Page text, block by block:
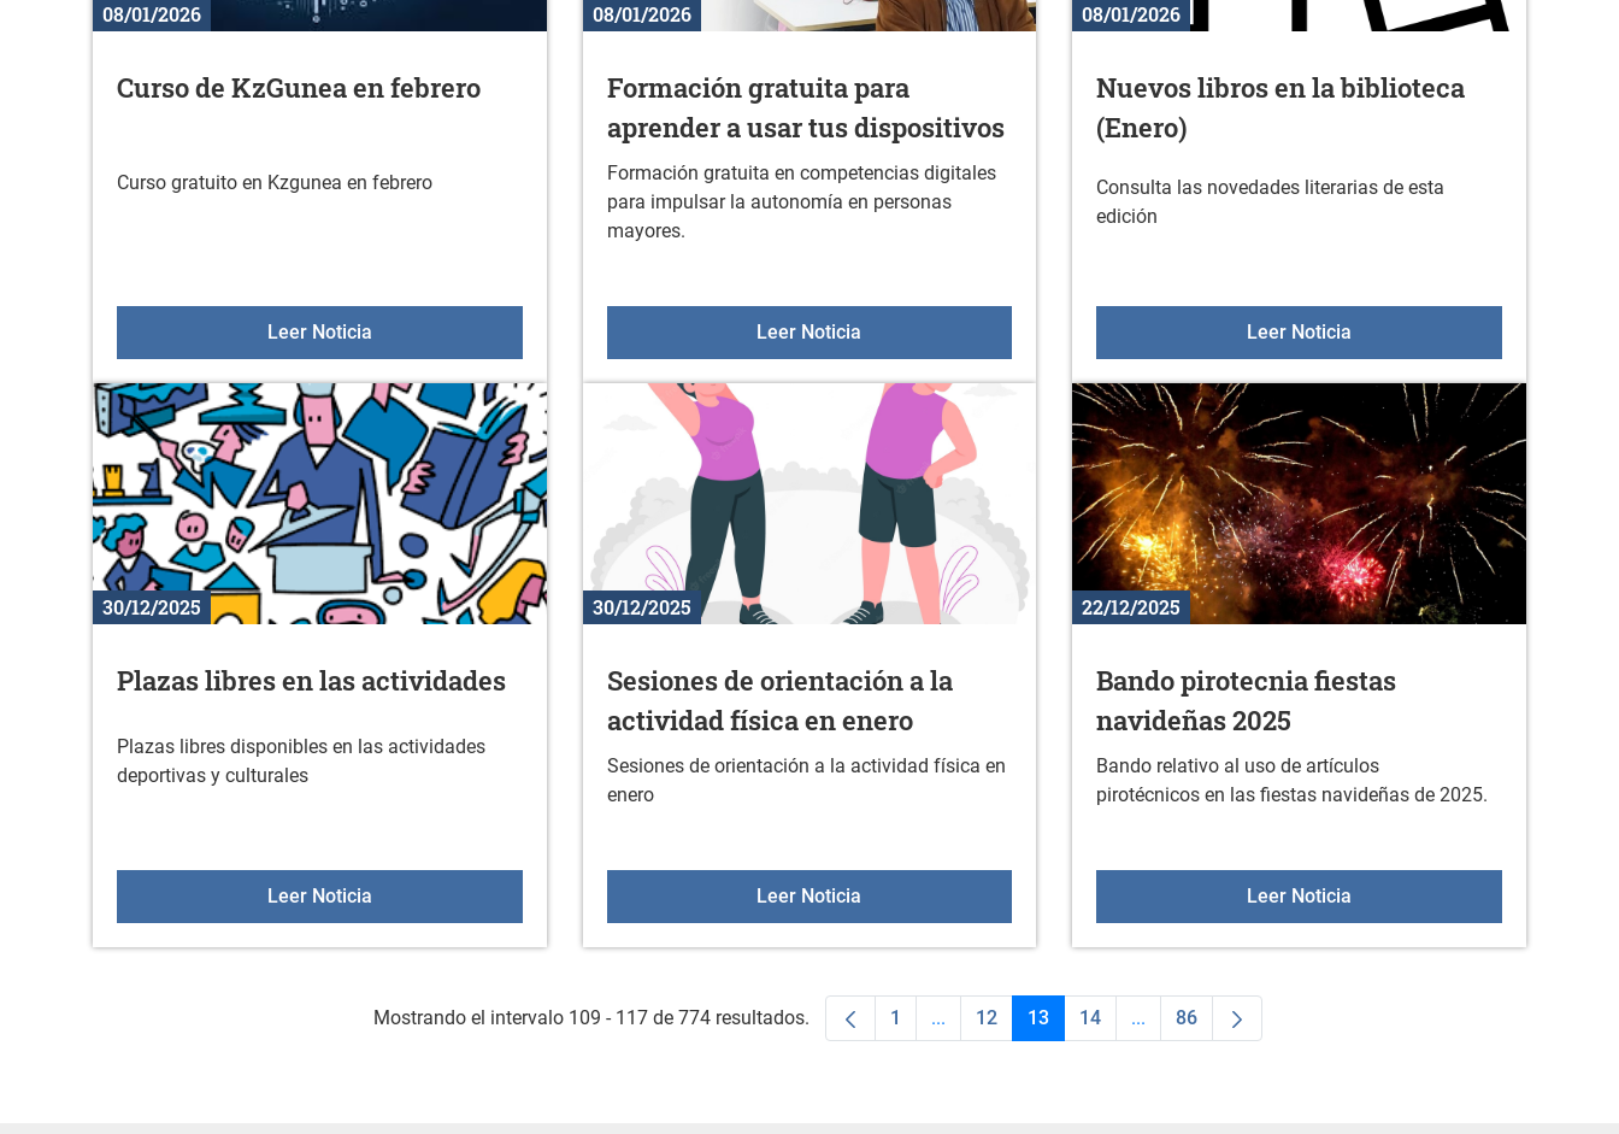
08/01/2026
Curso de KzGunea en febrero
Curso gratuito en Kzgunea en febrero
Leer NoticiaCurso de KzGunea en febrero
08/01/2026
Formación gratuita para
aprender a usar tus dispositivos
Formación gratuita en competencias digitales
para impulsar la autonomía en personas
mayores.
Leer Noticia Formación gratuita para aprender a usar tus dispositivos
08/01/2026
Nuevos libros en la biblioteca
(Enero)
Consulta las novedades literarias de esta
edición
Leer Noticia
30/12/2025
Plazas libres en las actividades
Plazas libres disponibles en las actividades
deportivas y culturales
Leer NoticiaPlazas libres en las actividades
30/12/2025
Sesiones de orientación a la
actividad física en enero
Sesiones de orientación a la actividad física en
enero
Leer Noticia Sesiones de orientación a la actividad física en enero
22/12/2025
Bando pirotecnia fiestas
navideñas 2025
Bando relativo al uso de artículos
pirotécnicos en las fiestas navideñas de 2025.
Leer Noticia
Mostrando el intervalo 109 - 117 de 774 resultados. Página
1 ...Páginas intermedias Use TAB para desplazarse.
Página
12 Página
13 Página
14 ...Páginas intermedias Use TAB para desplazarse.
Página
86